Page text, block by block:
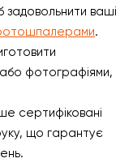
ваші
.
фотографіями,
сертифіковані
що гарантує